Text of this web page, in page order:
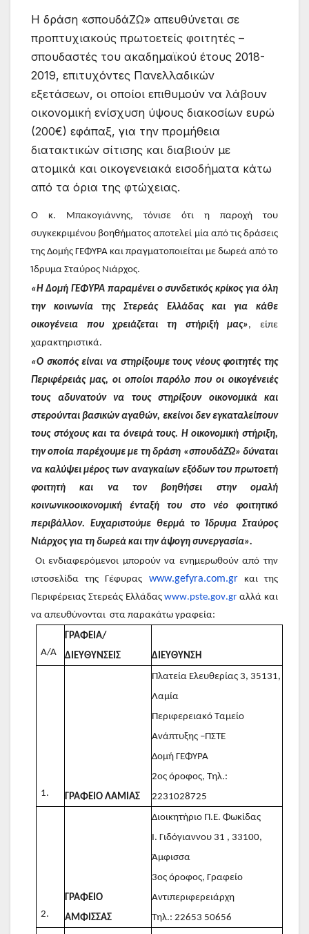
Η δράση «σπουδάΖΩ» απευθύνεται σε
προπτυχιακούς πρωτοετείς φοιτητές –
σπουδαστές του ακαδημαϊκού έτους 2018-
2019, επιτυχόντες Πανελλαδικών
εξετάσεων, οι οποίοι επιθυμούν να λάβουν
οικονομική ενίσχυση ύψους διακοσίων ευρώ
(200€) εφάπαξ, για την προμήθεια
διατακτικών σίτισης και διαβιούν με
ατομικά και οικογενειακά εισοδήματα κάτω
από τα όρια της φτώχειας.
Ο κ. Μπακογιάννης, τόνισε ότι η παροχή του
συγκεκριμένου βοηθήματος αποτελεί μία από τις δράσεις
της Δομής ΓΕΦΥΡΑ και πραγματοποιείται με δωρεά από το
Ίδρυμα Σταύρος Νιάρχος.
«Η Δομή ΓΕΦΥΡΑ παραμένει ο συνδετικός κρίκος για όλη
την κοινωνία της Στερεάς Ελλάδας και για κάθε
οικογένεια που χρειάζεται τη στήριξή μας», είπε
χαρακτηριστικά.
«Ο σκοπός είναι να στηρίξουμε τους νέους φοιτητές της
Περιφέρειάς μας, οι οποίοι παρόλο που οι οικογένειές
τους αδυνατούν να τους στηρίξουν οικονομικά και
στερούνται βασικών αγαθών, εκείνοι δεν εγκαταλείπουν
τους στόχους και τα όνειρά τους. Η οικονομική στήριξη,
την οποία παρέχουμε με τη δράση «σπουδάΖΩ» δύναται
να καλύψει μέρος των αναγκαίων εξόδων του πρωτοετή
φοιτητή και να τον βοηθήσει στην ομαλή
κοινωνικοοικονομική ένταξή του στο νέο φοιτητικό
περιβάλλον. Ευχαριστούμε θερμά το Ίδρυμα Σταύρος
Νιάρχος για τη δωρεά και την άψογη συνεργασία».
Οι ενδιαφερόμενοι μπορούν να ενημερωθούν από την
ιστοσελίδα της Γέφυρας www.gefyra.com.grκαι της
Περιφέρειας Στερεάς Ελλάδαςwww.pste.gov.gr αλλά και
να απευθύνονται στα παρακάτω γραφεία:
Α/Α
ΓΡΑΦΕΙΑ/
ΔΙΕΥΘΥΝΣΕΙΣ
ΔΙΕΥΘΥΝΣΗ
1. ΓΡΑΦΕΙΟ ΛΑΜΙΑΣ
Πλατεία Ελευθερίας 3, 35131,
Λαμία
Περιφερειακό Ταμείο
Ανάπτυξης –ΠΣΤΕ
Δομή ΓΕΦΥΡΑ
2ος όροφος, Τηλ.:
2231028725
2.
ΓΡΑΦΕΙΟ
ΆΜΦΙΣΣΑΣ
Διοικητήριο Π.Ε. Φωκίδας
Ι. Γιδόγιαννου 31 , 33100,
Άμφισσα
3ος όροφος, Γραφείο
Αντιπεριφερειάρχη
Τηλ.: 22653 50656